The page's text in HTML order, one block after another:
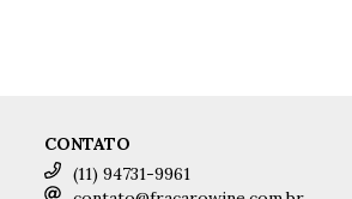
CONTATO
(11) 94731-9961